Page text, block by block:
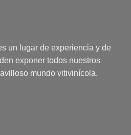
un lugar de experiencia y de
exponer todos nuestros
mundo vitivinícola.